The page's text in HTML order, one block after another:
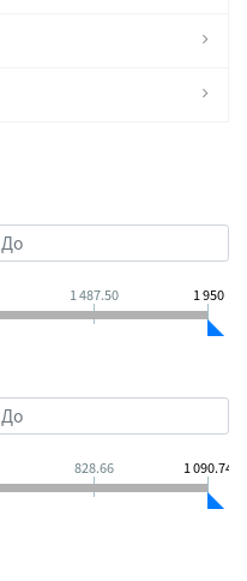
1 487.50 1 950
828.66 1 090.74